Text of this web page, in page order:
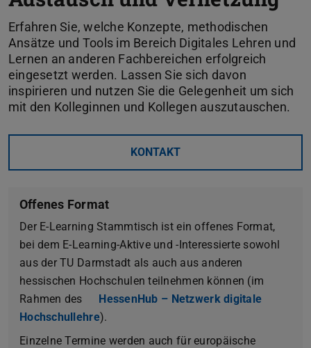
Erfahren Sie, welche Konzepte, methodischen
Ansätze und Tools im Bereich Digitales Lehren und
Lernen an anderen Fachbereichen erfolgreich
eingesetzt werden. Lassen Sie sich davon
inspirieren und nutzen Sie die Gelegenheit um sich
mit den Kolleginnen und Kollegen auszutauschen.
KONTAKT
Offenes Format
Der E-Learning Stammtisch ist ein offenes Format,
bei dem E-Learning-Aktive und -Interessierte sowohl
aus der TU Darmstadt als auch aus anderen
hessischen Hochschulen teilnehmen können (im
Rahmen des
HessenHub – Netzwerk digitale
Hochschullehre).
Einzelne Termine werden auch für europäische